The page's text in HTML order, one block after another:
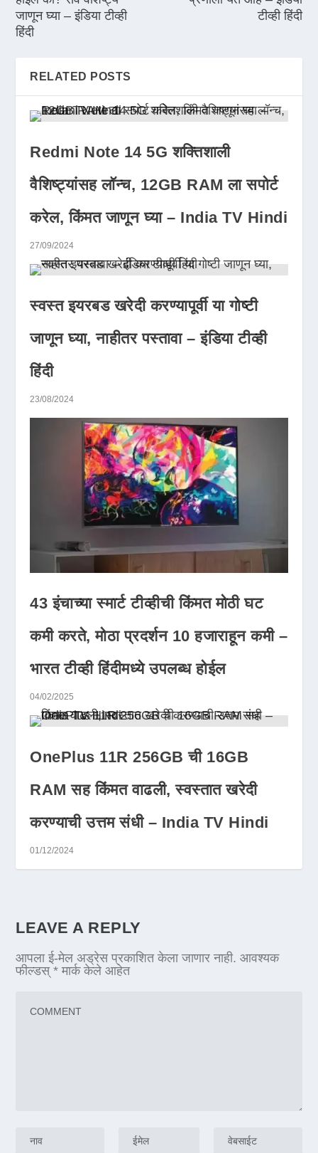
जाणून घ्या – इंडिया टीव्ही
हिंदी
टीव्ही हिंदी
RELATED POSTS
Redmi Note 14 5G शक्तिशाली
वैशिष्ट्यांसह लॉन्च, 12GB RAM ला सपोर्ट
करेल, किंमत जाणून घ्या – India TV Hindi
27/09/2024
स्वस्त इयरबड खरेदी करण्यापूर्वी या गोष्टी
जाणून घ्या, नाहीतर पस्तावा – इंडिया टीव्ही
हिंदी
23/08/2024
43 इंचाच्या स्मार्ट टीव्हीची किंमत मोठी घट
कमी करते, मोठा प्रदर्शन 10 हजाराहून कमी –
भारत टीव्ही हिंदीमध्ये उपलब्ध होईल
04/02/2025
OnePlus 11R 256GB ची 16GB
RAM सह किंमत वाढली, स्वस्तात खरेदी
करण्याची उत्तम संधी – India TV Hindi
01/12/2024
LEAVE A REPLY
आपला ई-मेल अड्रेस प्रकाशित केला जाणार नाही. आवश्यक
फील्डस्* मार्क केले आहेत